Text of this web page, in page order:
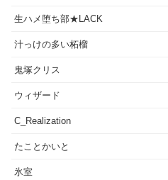
生ハメ堕ち部★LACK
汁っけの多い柘榴
鬼塚クリス
ウィザード
C_Realization
たことかいと
氷室